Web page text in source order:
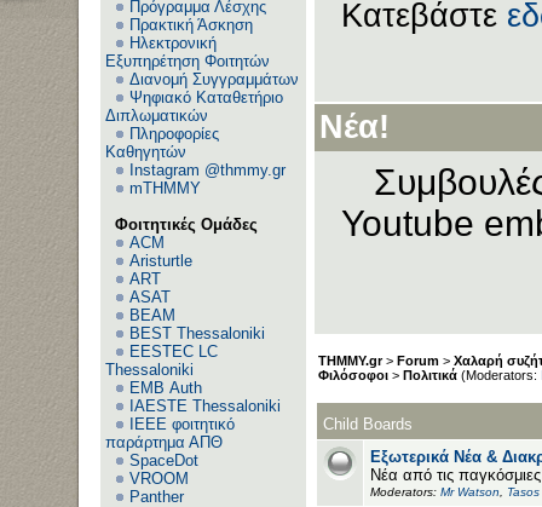
Πρόγραμμα Λέσχης
Πρακτική Άσκηση
Ηλεκτρονική
Εξυπηρέτηση Φοιτητών
Διανομή Συγγραμμάτων
Ψηφιακό Καταθετήριο
Διπλωματικών
Πληροφορίες
Καθηγητών
Instagram @thmmy.gr
mTHMMY
Φοιτητικές Ομάδες
ACM
Aristurtle
ART
ASAT
BEAM
BEST Thessaloniki
EESTEC LC
Thessaloniki
EΜΒ Auth
IAESTE Thessaloniki
IEEE φοιτητικό
παράρτημα ΑΠΘ
SpaceDot
VROOM
Panther
Κατεβάστε
Νέα!
Youtube
THMMY.gr> Forum > Χαλαρή
Φιλόσοφοι > Πολιτικά (Moderators:
Child Boards
Εξωτερικά Νέα &
Νέα από τις παγκόσμιες
Moderators: Mr Watson